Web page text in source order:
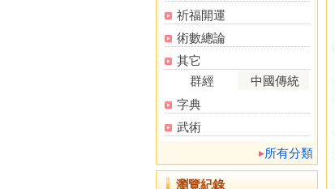
祈福開運
術數總論
其它
群經
中國傳統
字典
武術
所有分類
瀏覽紀錄